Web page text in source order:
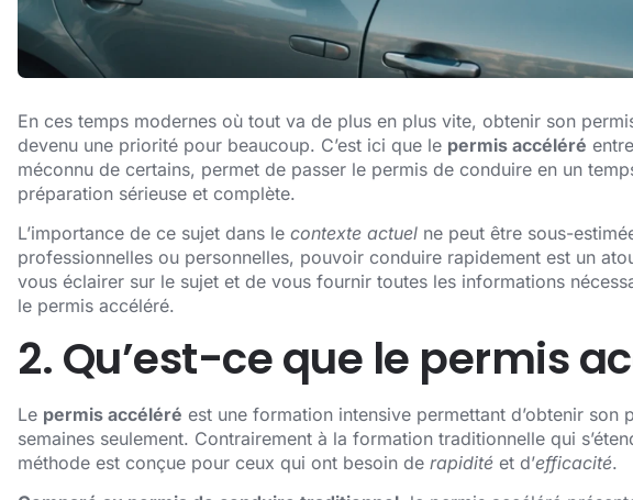
En ces temps modernes où tout va de plus en plus vite, obtenir son
devenu une priorité pour beaucoup. C’est ici que le permis accéléré
méconnu de certains, permet de passer le permis de conduire en un
préparation sérieuse et complète.
L’importance de ce sujet dans le contexte actuel ne peut être sous-
professionnelles ou personnelles, pouvoir conduire rapidement est un
vous éclairer sur le sujet et de vous fournir toutes les informations
le permis accéléré.
2. Qu’est-ce que le permis
Le permis accéléré est une formation intensive permettant d’obtenir son
semaines seulement. Contrairement à la formation traditionnelle qui
méthode est conçue pour ceux qui ont besoin de rapidité et d’efficacité.